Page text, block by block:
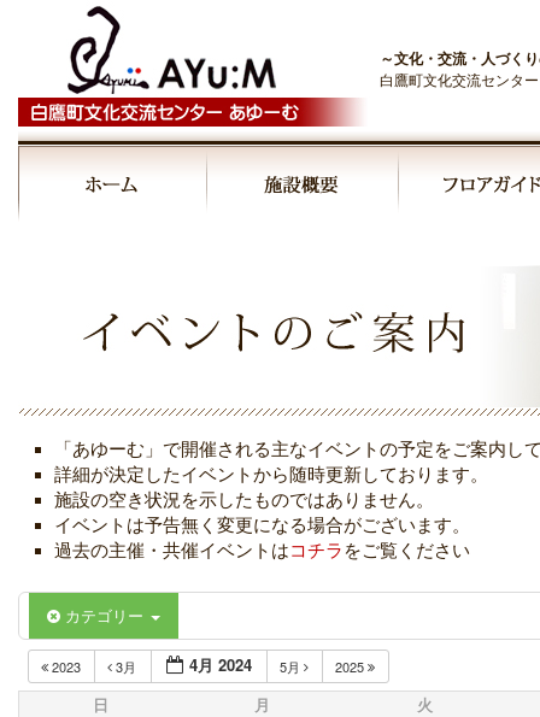
～文化・交流・人づく
白鷹町文化交流センタ
「あゆーむ」で開催される主なイベントの予定をご案内し
詳細が決定したイベントから随時更新しております。
施設の空き状況を示したものではありません。
イベントは予告無く変更になる場合がございます。
過去の主催・共催イベントはコチラ をご覧ください
カテゴリー
2023 3月 4月 2024 5月 2025
日 月 火